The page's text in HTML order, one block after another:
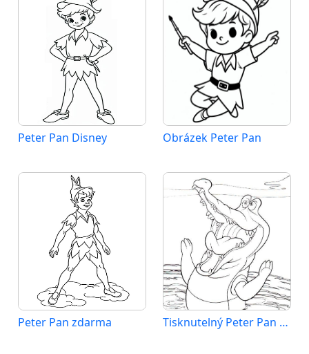
Peter Pan Disney Obrázek Peter Pan
Peter Pan zdarma Tisknutelný Peter Pan zdarma